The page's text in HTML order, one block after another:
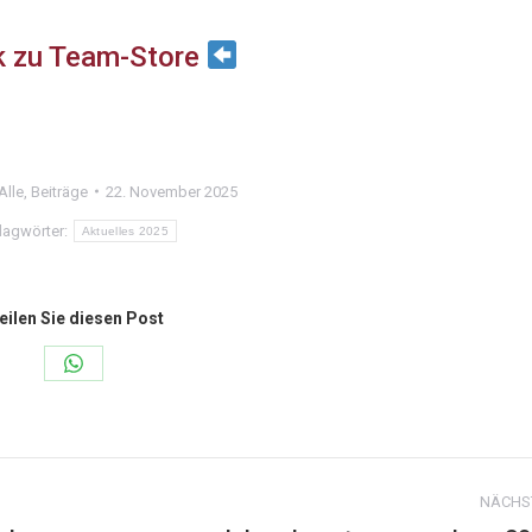
zu Team-Store
Alle, Beiträge 22. November 2025
Aktuelles 2025
Sie diesen Post
Share